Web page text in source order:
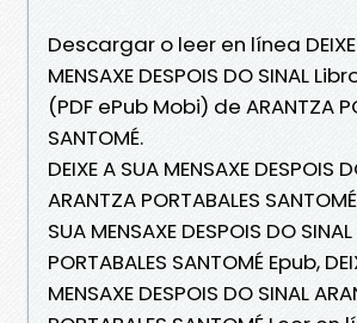
Descargar o leer en línea DEIXE
MENSAXE DESPOIS DO SINAL
(PDF ePub Mobi) de ARANTZA
SANTOMÉ.
DEIXE A SUA MENSAXE DESPOIS
ARANTZA PORTABALES
SUA MENSAXE DESPOIS DO
PORTABALES SANTOMÉ Epub,
MENSAXE DESPOIS DO SINAL